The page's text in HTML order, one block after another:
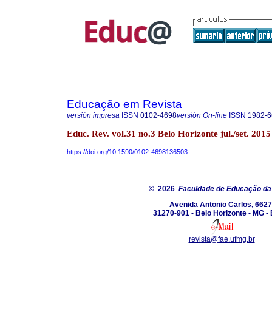
Educação em Revista
versión impresa ISSN 0102-4698versión On-line ISSN 1982-
Educ. Rev. vol.31 no.3 Belo Horizonte jul./set. 2015
https://doi.org/10.1590/0102-4698136503
© 2026 Faculdade de Educação da
Avenida Antonio Carlos,
31270-901 - Belo Horizonte - MG -
revista@fae.ufmg.br